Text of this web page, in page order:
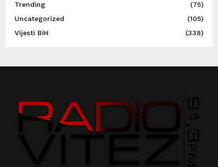
Trending
(75)
Uncategorized
(105)
Vijesti BiH
(338)